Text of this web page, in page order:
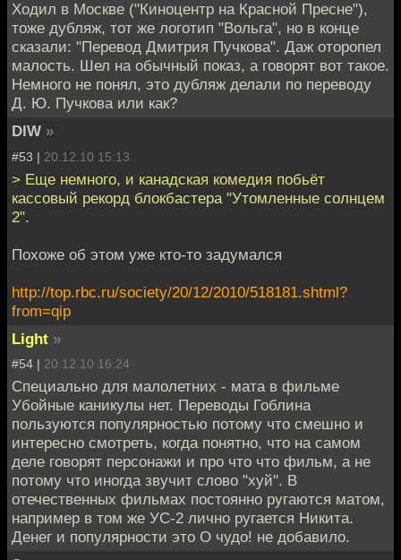
Ходил в Москве ("Киноцентр на Красной Пресне"),
тоже дубляж, тот же логотип "Вольга", но в конце
сказали: "Перевод Дмитрия Пучкова". Даж оторопел
малость. Шел на обычный показ, а говорят вот такое.
Немного не понял, это дубляж делали по переводу
Д. Ю. Пучкова или как?
DIW »
#53 | 20.12.10 15:13
> Еще немного, и канадская комедия побьёт
кассовый рекорд блокбастера "Утомленные солнцем
2".
Похоже об этом уже кто-то задумался
http://top.rbc.ru/society/20/12/2010/518181.shtml?
from=qip
Light »
#54 | 20.12.10 16:24
Специально для малолетних - мата в фильме
Убойные каникулы нет. Переводы Гоблина
пользуются популярностью потому что смешно и
интересно смотреть, когда понятно, что на самом
деле говорят персонажи и про что что фильм, а не
потому что иногда звучит слово "хуй". В
отечественных фильмах постоянно ругаются матом,
например в том же УС-2 лично ругается Никита.
Денег и популярности это О чудо! не добавило.